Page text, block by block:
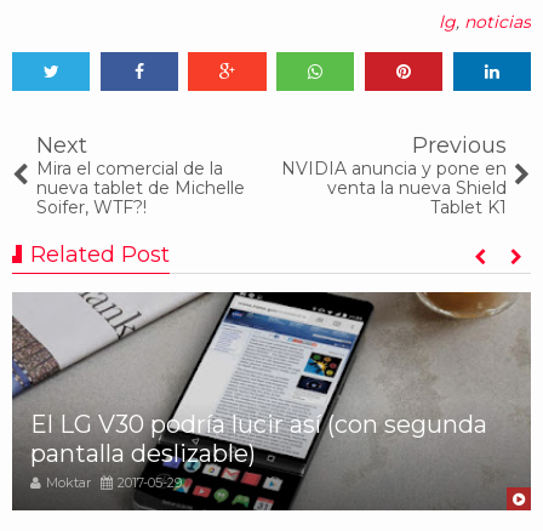
lg, noticias
Next
Mira el comercial de la
nueva tablet de Michelle
Soifer, WTF?!
Previous
NVIDIA anuncia y pone en
venta la nueva Shield
Tablet K1
Related Post
El LG V30 podría lucir así (con segunda
pantalla deslizable)
Moktar 2017-05-29